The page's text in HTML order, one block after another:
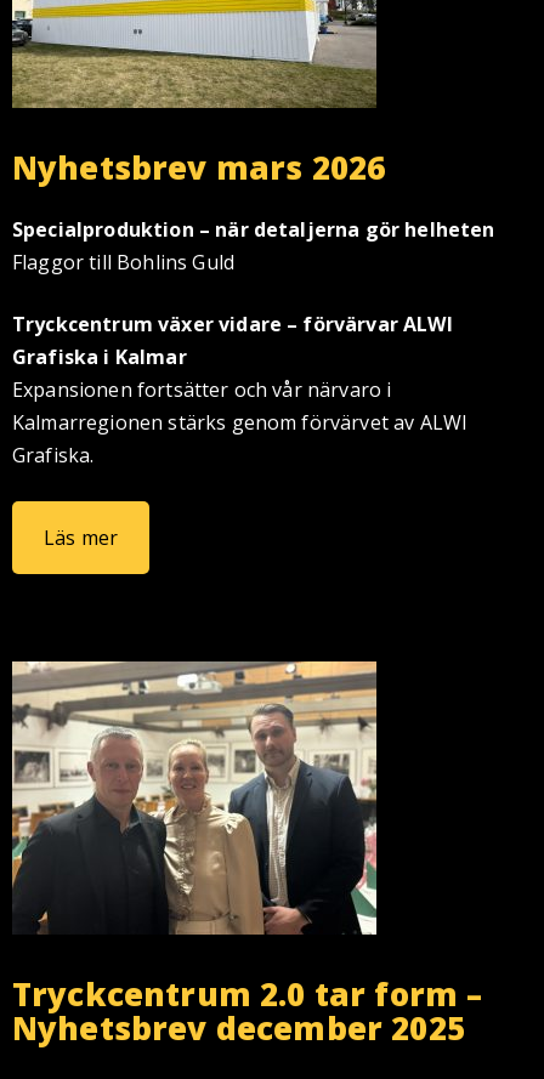
Nyhetsbrev mars 2026
Specialproduktion – när detaljerna gör helheten
Flaggor till Bohlins Guld
Tryckcentrum växer vidare – förvärvar ALWI
Grafiska i Kalmar
Expansionen fortsätter och vår närvaro i
Kalmarregionen stärks genom förvärvet av ALWI
Grafiska.
Läs mer
Tryckcentrum 2.0 tar form –
Nyhetsbrev december 2025